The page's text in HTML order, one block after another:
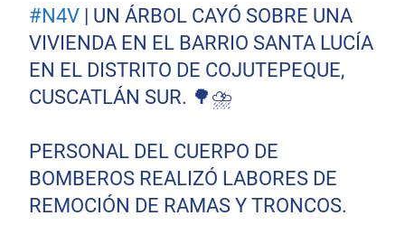
#N4V | UN ÁRBOL CAYÓ SOBRE UNA
VIVIENDA EN EL BARRIO SANTA LUCÍA
EN EL DISTRITO DE COJUTEPEQUE,
CUSCATLÁN SUR. 🌳⛈️
PERSONAL DEL CUERPO DE
BOMBEROS REALIZÓ LABORES DE
REMOCIÓN DE RAMAS Y TRONCOS.